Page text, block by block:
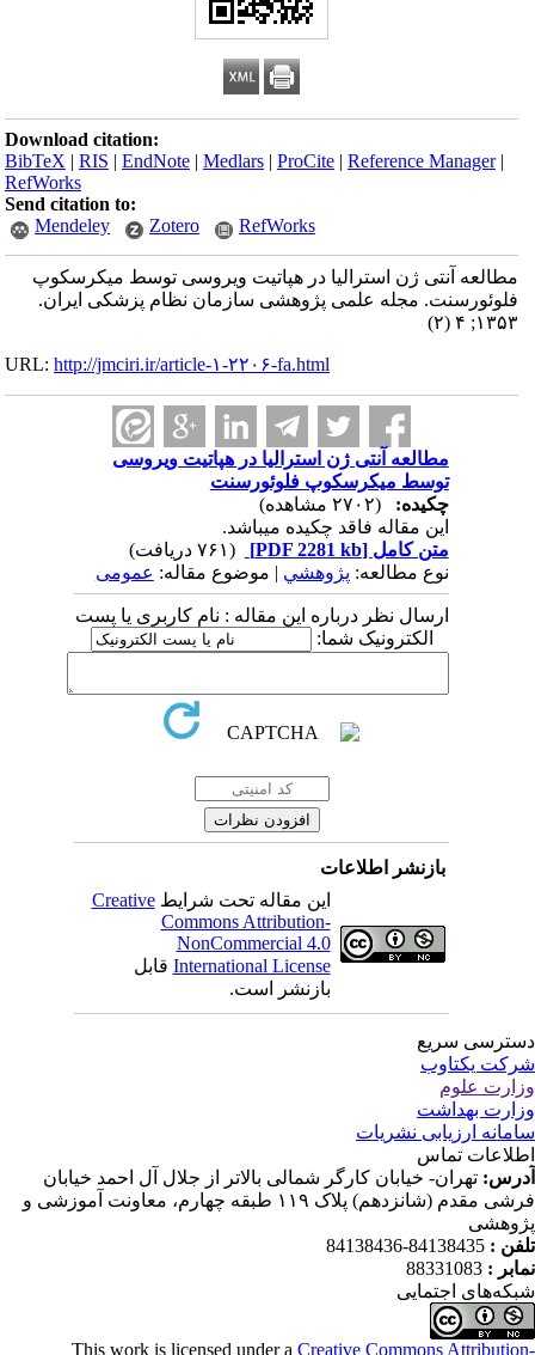
Download citation:
BibTeX |RIS |EndNote |Medlars |ProCite |Reference Manager
RefWorks
Send citation to:
Mendeley
Zotero RefWorks
مطالعه آنتی ژن استرالیا در هپاتیت ویروسی توسط میکرسکوپ
فلوئورسنت. مجله علمی پژوهشی سازمان نظام پزشکی ایران.
۱۳۵۳; ۴ (۲)
URL:http://jmciri.ir/article-۱-۲۲۰۶-fa.html
مطالعه آنتی ژن استرالیا در هپاتیت ویروسی
توسط میکرسکوپ فلوئورسنت
چکیده:
این مقاله فاقد چکیده می​باشد.
متن کامل[PDF 2281 kb]
نوع مطالعه:پژوهشي| موضوع مقاله:عمومى
ارسال نظر درباره این مقاله : نام کاربری یا پست
الکترونیک شما:
بازنشر اطلاعات
این مقاله تحت شرایطCreative
Commons Attribution-
NonCommercial 4.0
International Licenseقابل
بازنشر است.
سریع
یکتاوب
علوم
بهداشت
ارزیابی نشریات
تماس
تهران- خیابان کارگر شمالی بالاتر از جلال آل احمد خیابان
فرشی مقدم (شانزدهم) پلاک ۱۱۹ طبقه چهارم، معاونت آموزشی و
:
84138435-84138436
:
88331083
اجتمایی
This work is licensed under aCreative Commons